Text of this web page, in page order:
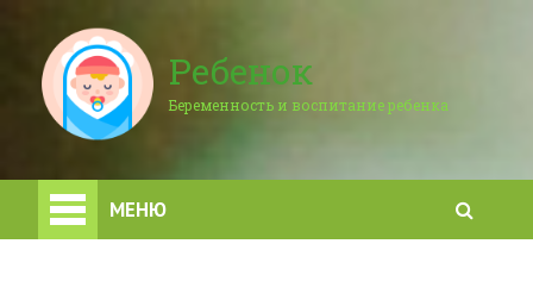
Ребенок
Беременность и воспитание ребенка
МЕНЮ